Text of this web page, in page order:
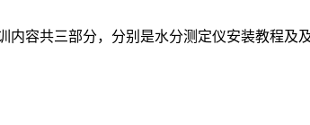
容共三部分，分别是水分测定仪安装教程及